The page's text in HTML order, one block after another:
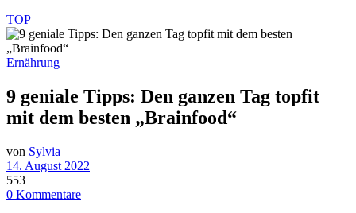
TOP
Ernährung
9 geniale Tipps: Den ganzen Tag topfit
mit dem besten „Brainfood“
von Sylvia
14. August 2022
553
0 Kommentare